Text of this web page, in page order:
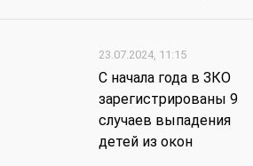
23.07.2024, 11:15
С начала года в ЗКО
зарегистрированы 9
случаев выпадения
детей из окон